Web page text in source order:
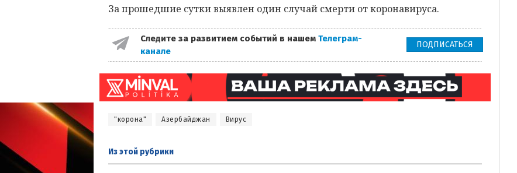
За прошедшие сутки выявлен один случай смерти от коронавируса.
Следите за развитием событий в нашем Телеграм-
канале
ПОДПИСАТЬСЯ
"корона" Азербайджан Вирус
Из этой рубрики